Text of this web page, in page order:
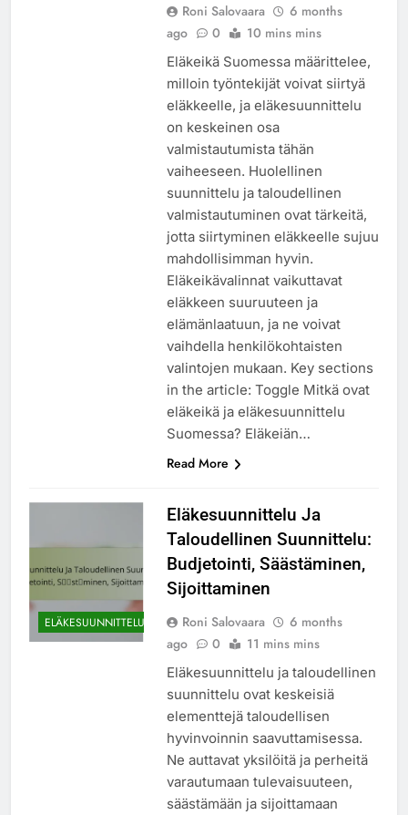
Roni Salovaara
6 months
ago
0 10 mins mins
Eläkeikä Suomessa määrittelee,
milloin työntekijät voivat siirtyä
eläkkeelle, ja eläkesuunnittelu
on keskeinen osa
valmistautumista tähän
vaiheeseen. Huolellinen
suunnittelu ja taloudellinen
valmistautuminen ovat tärkeitä,
jotta siirtyminen eläkkeelle sujuu
mahdollisimman hyvin.
Eläkeikävalinnat vaikuttavat
eläkkeen suuruuteen ja
elämänlaatuun, ja ne voivat
vaihdella henkilökohtaisten
valintojen mukaan. Key sections
in the article: Toggle Mitkä ovat
eläkeikä ja eläkesuunnittelu
Suomessa? Eläkeiän…
Read More
ELÄKESUUNNITTELU
Eläkesuunnittelu Ja
Taloudellinen Suunnittelu:
Budjetointi, Säästäminen,
Sijoittaminen
Roni Salovaara
6 months
ago
0 11 mins mins
Eläkesuunnittelu ja taloudellinen
suunnittelu ovat keskeisiä
elementtejä taloudellisen
hyvinvoinnin saavuttamisessa.
Ne auttavat yksilöitä ja perheitä
varautumaan tulevaisuuteen,
säästämään ja sijoittamaan